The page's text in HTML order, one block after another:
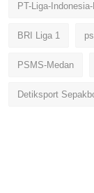
PT-Liga-
BRI Liga 1
PSMS-Medan
Detiksport